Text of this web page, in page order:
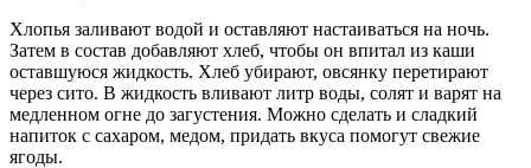
Хлопья заливают водой и оставляют настаиваться на ночь.
Затем в состав добавляют хлеб, чтобы он впитал из каши
оставшуюся жидкость. Хлеб убирают, овсянку перетирают
через сито. В жидкость вливают литр воды, солят и варят на
медленном огне до загустения. Можно сделать и сладкий
напиток с сахаром, медом, придать вкуса помогут свежие
ягоды.